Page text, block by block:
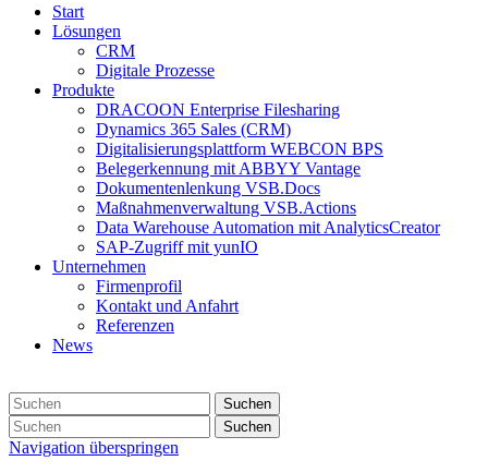
Start
Lösungen
CRM
Digitale Prozesse
Produkte
DRACOON Enterprise Filesharing
Dynamics 365 Sales (CRM)
Digitalisierungsplattform WEBCON BPS
Belegerkennung mit ABBYY Vantage
Dokumentenlenkung VSB.Docs
Maßnahmenverwaltung VSB.Actions
Data Warehouse Automation mit AnalyticsCreator
SAP-Zugriff mit yunIO
Unternehmen
Firmenprofil
Kontakt und Anfahrt
Referenzen
News
Suchen
Suchen
Navigation überspringen